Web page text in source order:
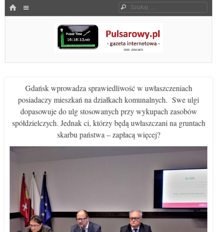
HOME Szukaj
Pulsarowy.pl
Gdańsk wprowadza sprawiedliwość w uwłaszczeniach
posiadaczy mieszkań na działkach komunalnych. Swe ulgi
dopasowuje do ulg stosowanych przy wykupach zasobów
spółdzielczych. Jednak ci, którzy będą uwłaszczani na gruntach
skarbu państwa – zapłacą więcej?